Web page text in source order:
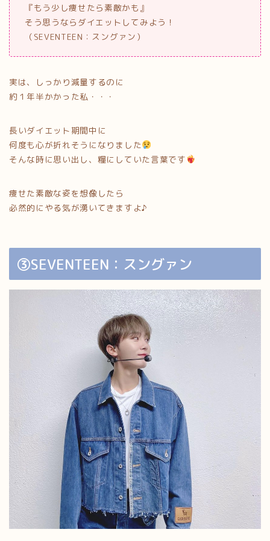
『もう少し痩せたら素敵かも』
そう思うならダイエットしてみよう！
（SEVENTEEN：スングァン）
実は、しっかり減量するのに
約１年半かかった私・・・
長いダイエット期間中に
何度も心が折れそうになりました
そんな時に思い出し、糧にしていた言葉です
痩せた素敵な姿を想像したら
必然的にやる気が湧いてきますよ♪
③SEVENTEEN：スングァン